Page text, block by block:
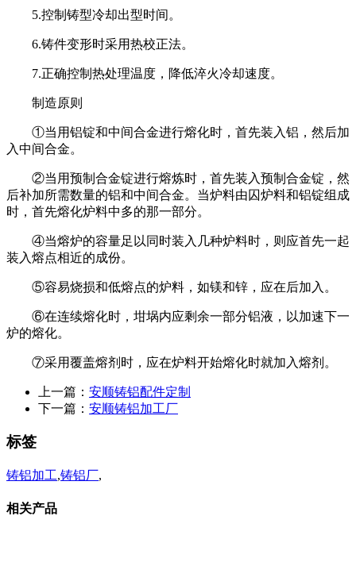
5.控制铸型冷却出型时间。
6.铸件变形时采用热校正法。
7.正确控制热处理温度，降低淬火冷却速度。
制造原则
①当用铝锭和中间合金进行熔化时，首先装入铝，然后加
入中间合金。
②当用预制合金锭进行熔炼时，首先装入预制合金锭，然
后补加所需数量的铝和中间合金。当炉料由囚炉料和铝锭组成
时，首先熔化炉料中多的那一部分。
④当熔炉的容量足以同时装入几种炉料时，则应首先一起
装入熔点相近的成份。
⑤容易烧损和低熔点的炉料，如镁和锌，应在后加入。
⑥在连续熔化时，坩埚内应剩余一部分铝液，以加速下一
炉的熔化。
⑦采用覆盖熔剂时，应在炉料开始熔化时就加入熔剂。
上一篇： 安顺铸铝配件定制
下一篇： 安顺铸铝加工厂
标签
铸铝加工,铸铝厂,
相关产品